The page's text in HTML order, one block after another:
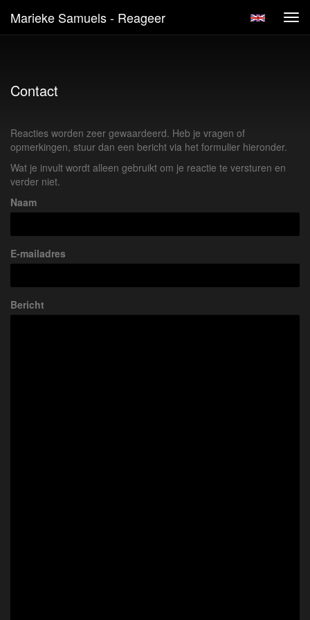
Marieke Samuels - Reageer
Contact
Reacties worden zeer gewaardeerd. Heb je vragen of
opmerkingen, stuur dan een bericht via het formulier hieronder.
Wat je invult wordt alleen gebruikt om je reactie te versturen en
verder niet.
Naam
E-mailadres
Bericht